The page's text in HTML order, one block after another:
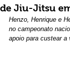
de Jiu-Jitsu
Henzo, Henrique e
no campeonato
apoio para custear a